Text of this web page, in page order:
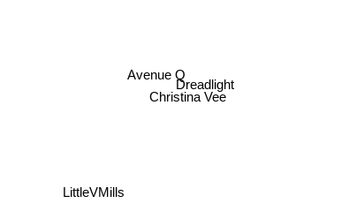
Avenue Q
Christina Vee
LittleVMills
Dreadlight